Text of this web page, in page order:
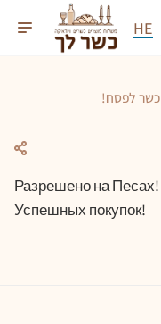
HE
!כשר לפסח
Разрешено на Песах!
Успешных покупок!